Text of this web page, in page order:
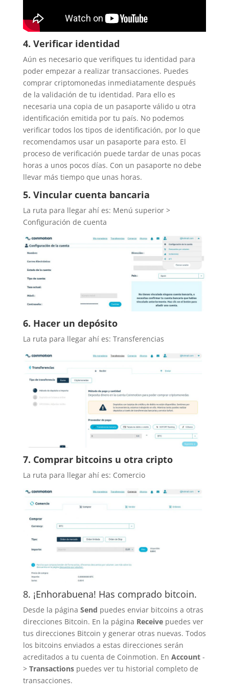
4. Verificar identidad
Aún es necesario que verifiques tu identidad para
poder empezar a realizar transacciones. Puedes
comprar criptomonedas inmediatamente después
de la validación de tu identidad. Para ello es
necesaria una copia de un pasaporte válido u otra
identificación emitida por tu país. No podemos
verificar todos los tipos de identificación, por lo que
recomendamos usar un pasaporte para esto. El
proceso de verificación puede tardar de unas pocas
horas a unos pocos días. Con un pasaporte no debe
llevar más tiempo que unas horas.
5. Vincular cuenta bancaria
La ruta para llegar ahí es: Menú superior >
Configuración de cuenta
6. Hacer un depósito
La ruta para llegar ahí es: Transferencias
7. Comprar bitcoins u otra cripto
La ruta para llegar ahí es: Comercio
8. ¡Enhorabuena! Has comprado bitcoin.
Desde la página Send puedes enviar bitcoins a otras
direcciones Bitcoin. En la página Receivepuedes ver
tus direcciones Bitcoin y generar otras nuevas. Todos
los bitcoins enviados a estas direcciones serán
acreditados a tu cuenta de Coinmotion. En Account-
> Transactionspuedes ver tu historial completo de
transacciones.